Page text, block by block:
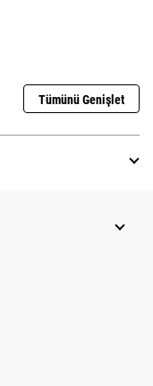
Tümünü Genişlet